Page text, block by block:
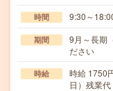
時間 9:30～
期間
9月～長期
ださい
時給
時給 1750
日）残業